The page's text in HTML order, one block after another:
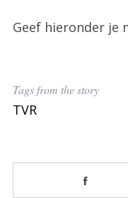
Geef hieronder je
Tags from the story
TVR